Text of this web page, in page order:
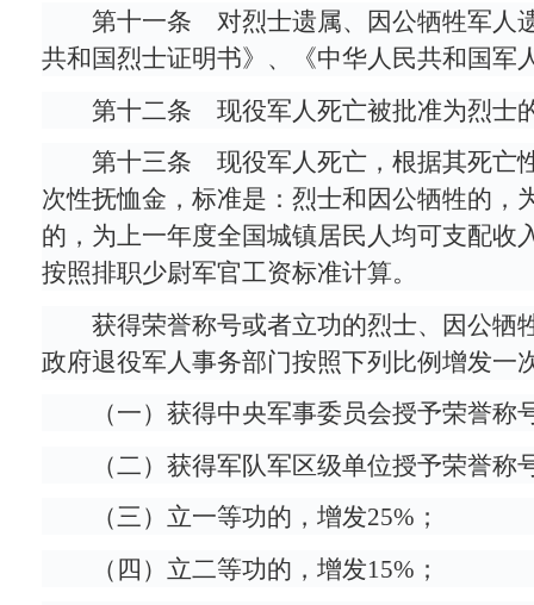
第十一条 对烈士遗属、因公牺牲军人
共和国烈士证明书》、《中华人民共和国军
第十二条 现役军人死亡被批准为烈士
第十三条 现役军人死亡，根据其死亡
次性抚恤金，标准是：烈士和因公牺牲的，
的，为上一年度全国城镇居民人均可支配收
按照排职少尉军官工资标准计算。
获得荣誉称号或者立功的烈士、因公牺
政府退役军人事务部门按照下列比例增发一
（一）获得中央军事委员会授予荣誉称
（二）获得军队军区级单位授予荣誉称
（三）立一等功的，增发25%；
（四）立二等功的，增发15%；